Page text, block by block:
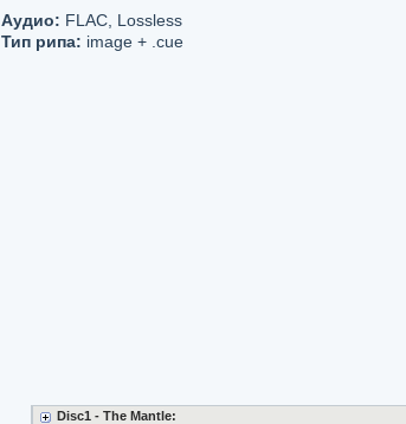
Аудио: FLAC, Lossless
Тип рипа: image + .cue
Disc1 - The Mantle: